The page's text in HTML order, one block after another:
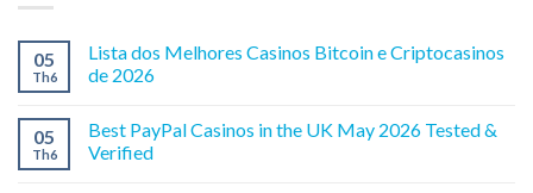
05
Th6
Lista dos Melhores Casinos Bitcoin e Criptocasinos
de 2026
05
Th6
Best PayPal Casinos in the UK May 2026 Tested &
Verified